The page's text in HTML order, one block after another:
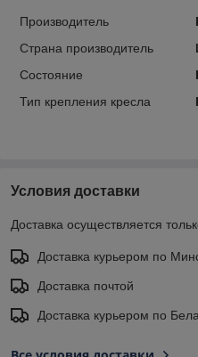
Производитель
Страна производитель
Состояние
Тип крепления кресла
Условия доставки
Доставка осуществляется
Доставка курьером по
Доставка почтой
Доставка курьером по